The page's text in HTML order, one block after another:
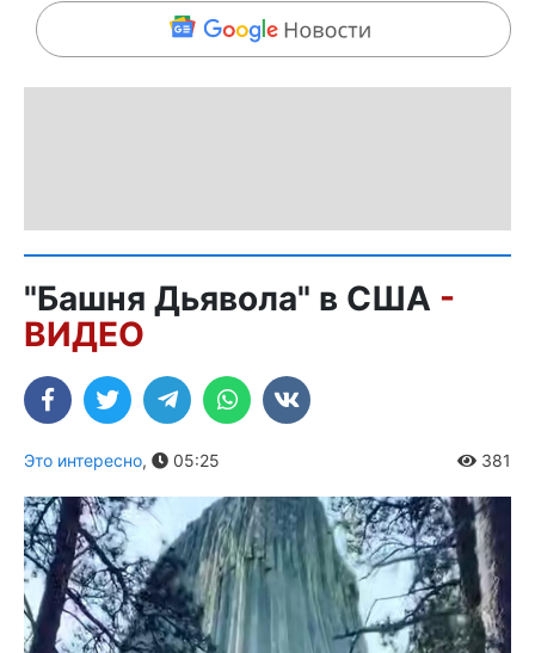
"Башня Дьявола" в США -
ВИДЕО
Это интересно, 05:25 381